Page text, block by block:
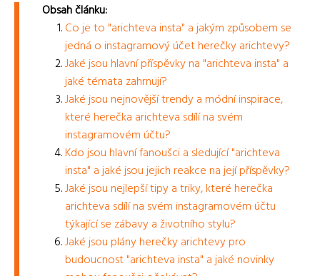
Obsah článku:
Co je to "arichteva insta" a jakým způsobem se
jedná o instagramový účet herečky arichtevy?
Jaké jsou hlavní příspěvky na "arichteva insta" a
jaké témata zahrnují?
Jaké jsou nejnovější trendy a módní inspirace,
které herečka arichteva sdílí na svém
instagramovém účtu?
Kdo jsou hlavní fanoušci a sledující "arichteva
insta" a jaké jsou jejich reakce na její příspěvky?
Jaké jsou nejlepší tipy a triky, které herečka
arichteva sdílí na svém instagramovém účtu
týkající se zábavy a životního stylu?
Jaké jsou plány herečky arichtevy pro
budoucnost "arichteva insta" a jaké novinky